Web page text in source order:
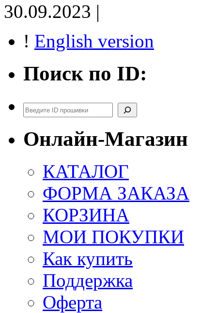
30.09.2023 |
! English version
Поиск по ID:
Поиск
Онлайн-Магазин
КАТАЛОГ
ФОРМА ЗАКАЗА
КОРЗИНА
МОИ ПОКУПКИ
Как купить
Поддержка
Оферта